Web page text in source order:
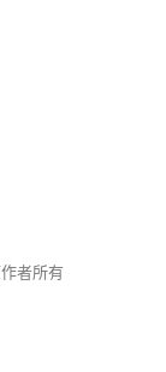
者所有